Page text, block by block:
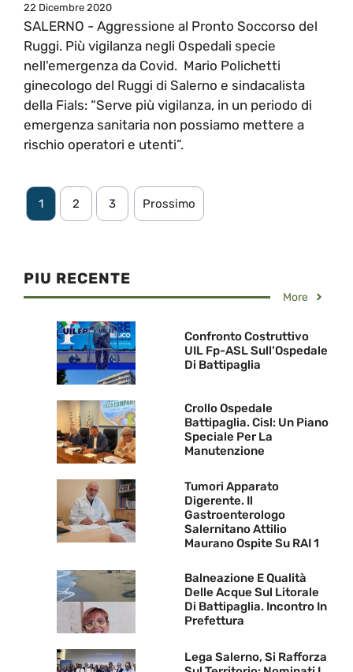
22 Dicembre 2020
SALERNO - Aggressione al Pronto Soccorso del
Ruggi. Più vigilanza negli Ospedali specie
nell'emergenza da Covid. Mario Polichetti
ginecologo del Ruggi di Salerno e sindacalista
della Fials: “Serve più vigilanza, in un periodo di
emergenza sanitaria non possiamo mettere a
rischio operatori e utenti”.
1 2 3 Prossimo
PIU RECENTE
More
Confronto Costruttivo
UIL Fp-ASL Sull’Ospedale
Di Battipaglia
Crollo Ospedale
Battipaglia. Cisl: Un Piano
Speciale Per La
Manutenzione
Tumori Apparato
Digerente. Il
Gastroenterologo
Salernitano Attilio
Maurano Ospite Su RAI 1
Balneazione E Qualità
Delle Acque Sul Litorale
Di Battipaglia. Incontro In
Prefettura
Lega Salerno, Si Rafforza